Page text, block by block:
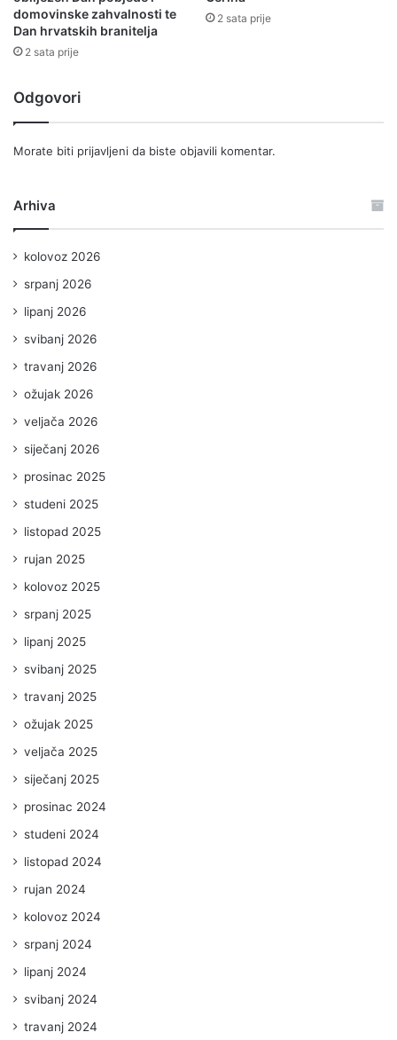
domovinske zahvalnosti te
Dan hrvatskih branitelja
2 sata prije
2 sata prije
Odgovori
Morate biti prijavljeni da biste objavili komentar.
Arhiva
kolovoz 2026
srpanj 2026
lipanj 2026
svibanj 2026
travanj 2026
ožujak 2026
veljača 2026
siječanj 2026
prosinac 2025
studeni 2025
listopad 2025
rujan 2025
kolovoz 2025
srpanj 2025
lipanj 2025
svibanj 2025
travanj 2025
ožujak 2025
veljača 2025
siječanj 2025
prosinac 2024
studeni 2024
listopad 2024
rujan 2024
kolovoz 2024
srpanj 2024
lipanj 2024
svibanj 2024
travanj 2024